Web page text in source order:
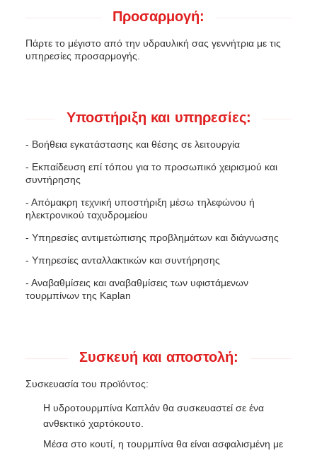
Προσαρμογή:
Πάρτε το μέγιστο από την υδραυλική σας γεννήτρια με τις
υπηρεσίες προσαρμογής.
Υποστήριξη και υπηρεσίες:
- Βοήθεια εγκατάστασης και θέσης σε λειτουργία
- Εκπαίδευση επί τόπου για το προσωπικό χειρισμού και
συντήρησης
- Απόμακρη τεχνική υποστήριξη μέσω τηλεφώνου ή
ηλεκτρονικού ταχυδρομείου
- Υπηρεσίες αντιμετώπισης προβλημάτων και διάγνωσης
- Υπηρεσίες ανταλλακτικών και συντήρησης
- Αναβαθμίσεις και αναβαθμίσεις των υφιστάμενων
τουρμπίνων της Kaplan
Συσκευή και αποστολή:
Συσκευασία του προϊόντος:
Η υδροτουρμπίνα Καπλάν θα συσκευαστεί σε ένα
ανθεκτικό χαρτόκουτο.
Μέσα στο κουτί, η τουρμπίνα θα είναι ασφαλισμένη με